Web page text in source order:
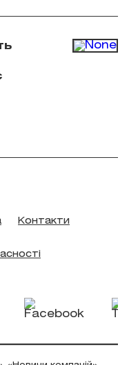
Контакти